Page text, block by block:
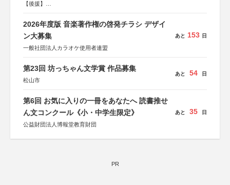
【後援】
会、森林火災対策協会
2026年度版 音楽著作権の啓発チラシ デザイ
ン大募集
一般社団法人カラオケ使用者連盟
あと 153 日
第23回 坊っちゃん文学賞 作品募集
松山市
あと 54 日
第6回 お気に入りの一冊をあなたへ 読書推せ
ん文コンクール《小・中学生限定》
公益財団法人博報堂教育財団
あと 35 日
PR